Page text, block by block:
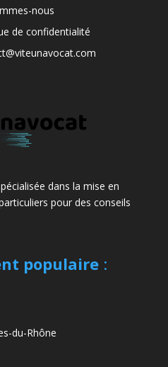
nous
de confidentialité
dans la mise en
pour des conseils
populaire:
du-Rhône